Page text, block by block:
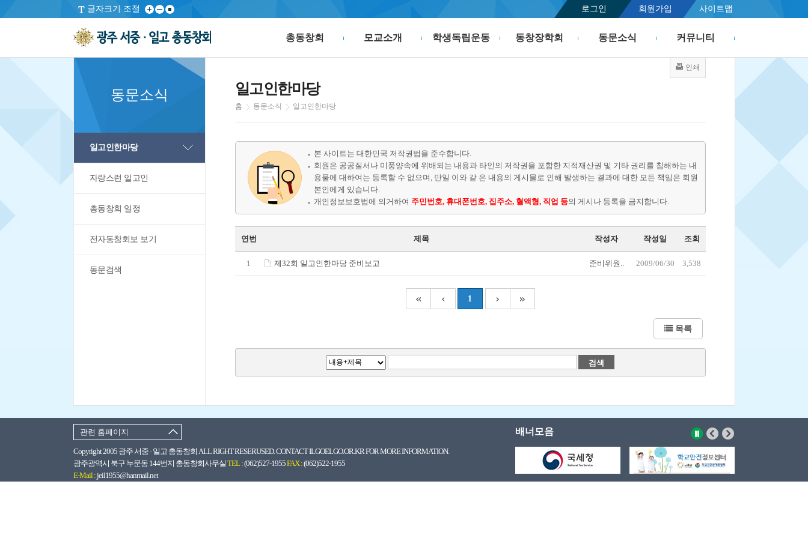
글자크기 조절 로그인 회원가입 사이트맵
총동창회 모교소개 학생독립운동 동창장학회 동문소식 커뮤니티
동문소식
일고인한마당
자랑스런 일고인
총동창회 일정
전자동창회보 보기
동문검색
일고인한마당
홈 동문소식 일고인한마당
인쇄
본 사이트는 대한민국 저작권법을 준수합니다.
회원은 공공질서나 미풍양속에 위배되는 내용과 타인의 저작권을 포함한 지적재산권 및 기타 권리를 침해하는 내
용물에 대하여는 등록할 수 없으며, 만일 이와 같 은 내용의 게시물로 인해 발생하는 결과에 대한 모든 책임은 회원
본인에게 있습니다.
개인정보보호법에 의거하여 주민번호, 휴대폰번호, 집주소, 혈액형, 직업 등의 게시나 등록을 금지합니다.
연번 제목 작성자 작성일 조회
1 제32회 일고인한마당 준비보고 준비위원.. 2009/06/30 3,538
1
목록
관련 홈페이지 배너모음
Copyright 2005 광주 서중 · 일고 총동창회 ALL RIGHT RESERUSED. CONTACT ILGOELGO.OR.KR FOR MORE INFORMATION.
광주광역시 북구 누문동 144번지 총동창회사무실 TEL :(062)527-1955FAX :(062)522-1955
E-Mail :jeil1955@hanmail.net